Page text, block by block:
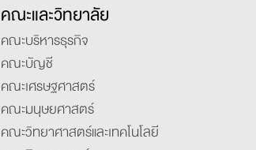
คณะและวิทยาลัย
คณะบริหารธุรกิจ
คณะบัญชี
คณะเศรษฐศาสตร์
คณะมนุษยศาสตร์
คณะวิทยาศาสตร์และเทคโนโลยี